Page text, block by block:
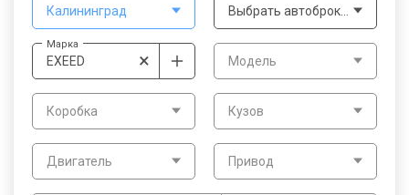
Калининград
Марка
×
EXEED Модель
Коробка Кузов
Двигатель Привод